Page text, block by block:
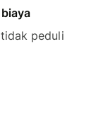
peduli